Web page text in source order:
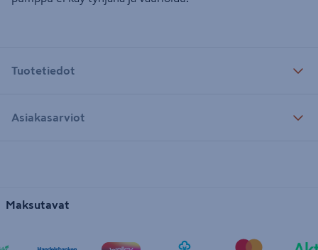
Tuotetiedot
Asiakasarviot
Maksutavat